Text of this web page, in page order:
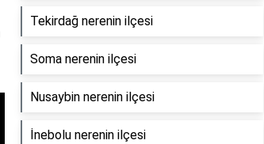
Tekirdağ nerenin ilçesi
Soma nerenin ilçesi
Nusaybin nerenin ilçesi
İnebolu nerenin ilçesi